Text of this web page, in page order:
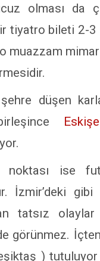
olması da
tiyatro bileti 2-3
muazzam
düşen
ise
gibi
tatsız
görünmez.
)